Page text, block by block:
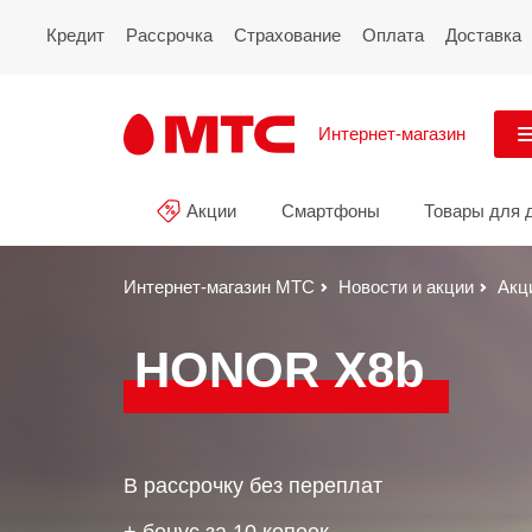
Кредит Рассрочка Страхование Оплата Доставка
Интернет-магазин
Акции
Смартфоны
Товары для дома
Акции Смартфоны Товары для
Интернет-магазин МТС Новости и акции
HONOR X8b
В рассрочку без переплат